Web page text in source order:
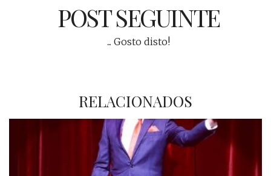
POST SEGUINTE
... Gosto disto!
RELACIONADOS